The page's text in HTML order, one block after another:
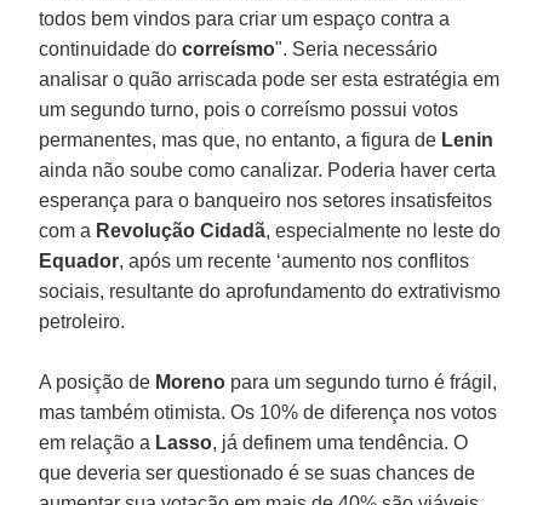
todos bem vindos para criar um espaço contra a
continuidade docorreísmo". Seria necessário
analisar o quão arriscada pode ser esta estratégia em
um segundo turno, pois o correísmo possui votos
permanentes, mas que, no entanto, a figura de Lenin
ainda não soube como canalizar. Poderia haver certa
esperança para o banqueiro nos setores insatisfeitos
com a Revolução Cidadã, especialmente no leste do
Equador, após um recente ‘aumento nos conflitos
sociais, resultante do aprofundamento do extrativismo
petroleiro.
A posição de Moreno para um segundo turno é frágil,
mas também otimista. Os 10% de diferença nos votos
em relação a Lasso, já definem uma tendência. O
que deveria ser questionado é se suas chances de